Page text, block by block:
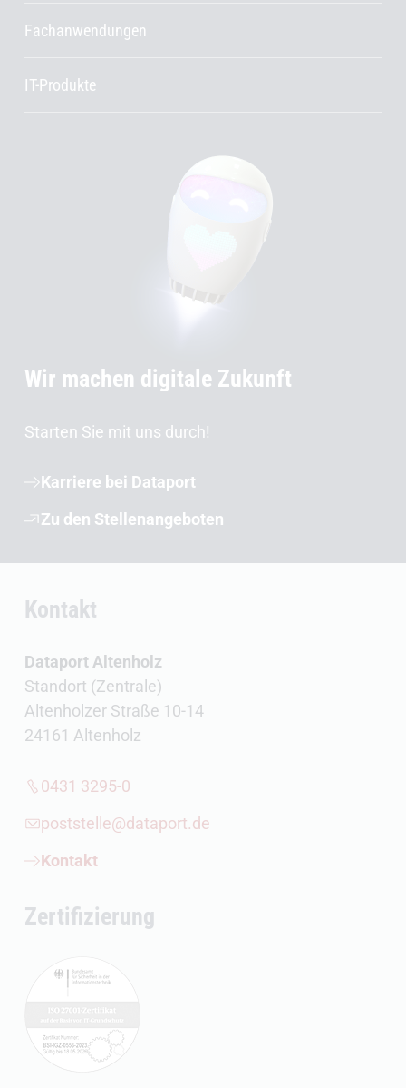
Fachanwendungen
IT-Produkte
Wir machen digitale Zukunft
Starten Sie mit uns durch!
Karriere bei Dataport
Zu den Stellenangeboten
Kontakt
Dataport Altenholz
Standort (Zentrale)
Altenholzer Straße 10-14
24161 Altenholz
0431 3295-0
poststelle@dataport.de
Kontakt
Zertifizierung